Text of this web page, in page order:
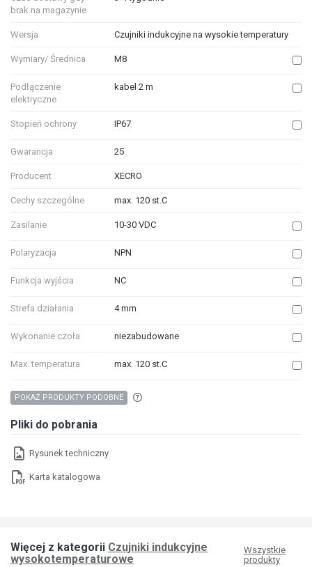
brak na magazynie
Wersja Czujniki indukcyjne na wysokie temperatury
Wymiary/ Średnica M8
Podłączenie
elektryczne
kabel 2 m
Stopień ochrony IP67
Gwarancja 25
Producent XECRO
Cechy szczególne max. 120 st.C
Zasilanie 10-30 VDC
Polaryzacja NPN
Funkcja wyjścia NC
Strefa działania 4 mm
Wykonanie czoła niezabudowane
Max. temperatura max. 120 st.C
POKAŻ PRODUKTY PODOBNE
Pliki do pobrania
Rysunek techniczny
Karta katalogowa
Więcej z kategorii Czujniki indukcyjne
wysokotemperaturowe
Wszystkie
produkty